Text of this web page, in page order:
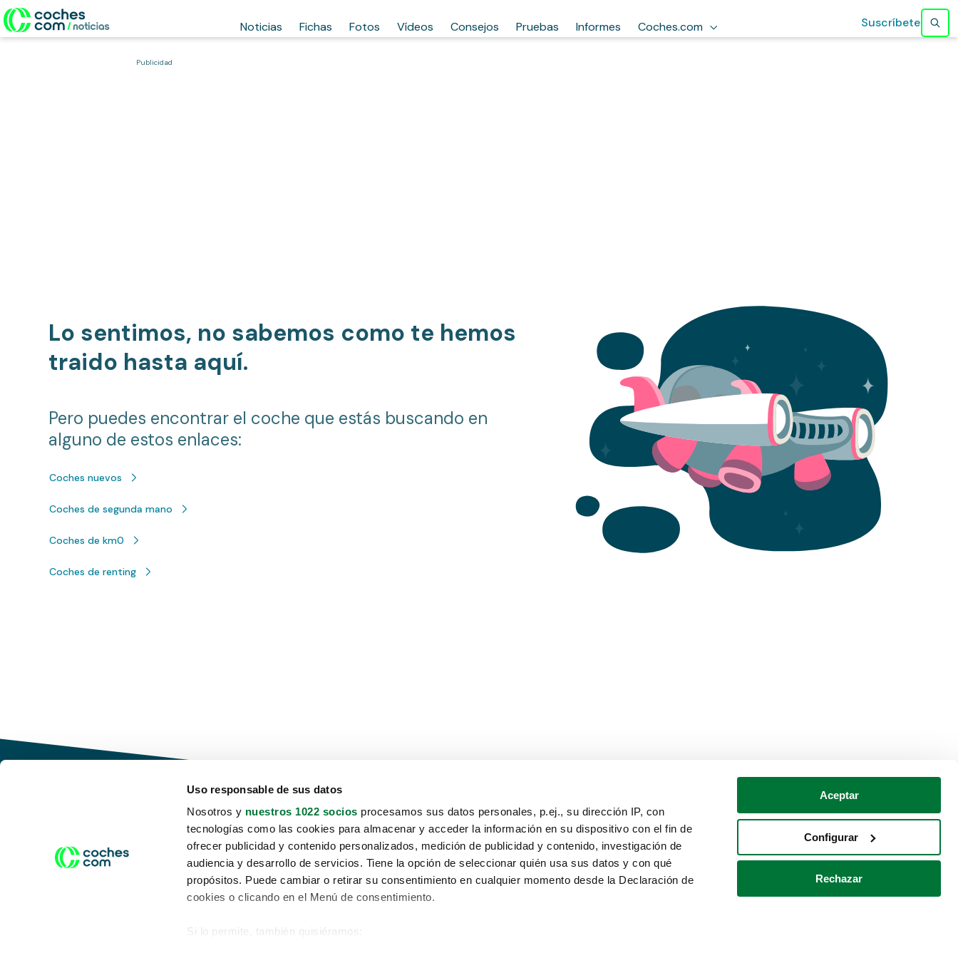
Uso responsable de sus datos
Nosotros y nuestros 1022 socios procesamos sus datos personales, p.ej., su dirección IP, con
tecnologías como las cookies para almacenar y acceder la información en su dispositivo con el fin de
ofrecer publicidad y contenido personalizados, medición de publicidad y contenido, investigación de
audiencia y desarrollo de servicios. Tiene la opción de seleccionar quién usa sus datos y con qué
propósitos. Puede cambiar o retirar su consentimiento en cualquier momento desde la Declaración de
cookies o clicando en el Menú de consentimiento.
Si lo permite, también quisiéramos:
Aceptar
Configurar
Rechazar
Noticias Fichas Fotos Vídeos Consejos Pruebas Informes Coches.com Suscríbete
Publicidad
Lo sentimos, no sabemos como te hemos
traido hasta aquí.
Pero puedes encontrar el coche que estás buscando en
alguno de estos enlaces:
Coches nuevos
Coches de segunda mano
Coches de km0
Coches de renting
Conduce tu futuro,
desata tu movilidad